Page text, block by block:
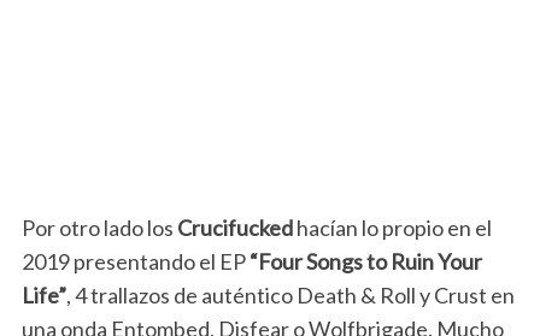
Por otro lado los Crucifuckedhacían lo propio en el
2019 presentando el EP“Four Songs to Ruin Your
Life”, 4 trallazos de auténtico Death & Roll y Crust en
una onda Entombed, Disfear o Wolfbrigade. Mucho